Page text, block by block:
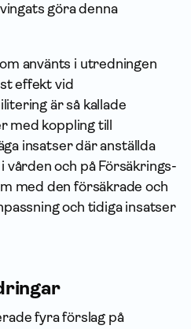
göra denna
använts i utredningen
effekt vid
är så kallade
med koppling till
insatser där anställda
vården och på Försäkrings­
med den försäkrade och
och tidiga insatser
fyra förslag på